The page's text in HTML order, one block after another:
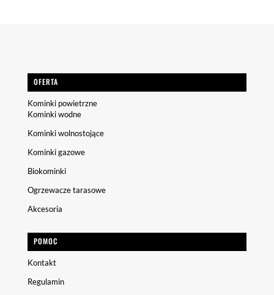
OFERTA
Kominki powietrzne
Kominki wodne
Kominki wolnostojące
Kominki gazowe
Biokominki
Ogrzewacze tarasowe
Akcesoria
POMOC
Kontakt
Regulamin